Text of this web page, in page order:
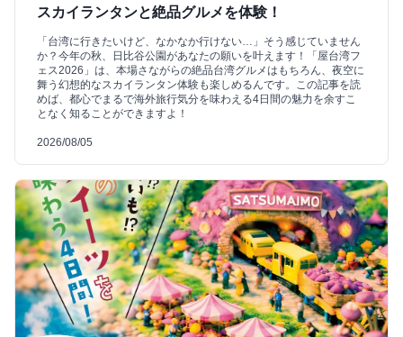
スカイランタンと絶品グルメを体験！
「台湾に行きたいけど、なかなか行けない…」そう感じていません
か？今年の秋、日比谷公園があなたの願いを叶えます！「屋台湾フ
ェス2026」は、本場さながらの絶品台湾グルメはもちろん、夜空に
舞う幻想的なスカイランタン体験も楽しめるんです。この記事を読
めば、都心でまるで海外旅行気分を味わえる4日間の魅力を余すこ
となく知ることができますよ！
2026/08/05